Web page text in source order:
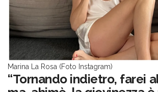
Marina La Rosa (Foto Instagram)
“Tornando indietro, farei